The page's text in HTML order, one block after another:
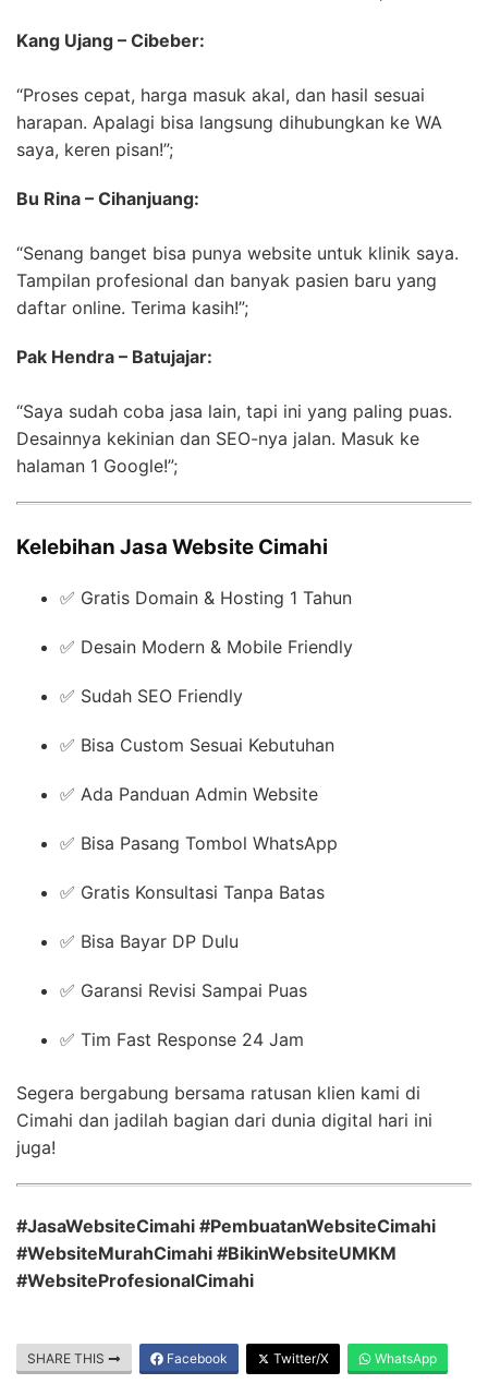
Kang Ujang – Cibeber:
“Proses cepat, harga masuk akal, dan hasil sesuai
harapan. Apalagi bisa langsung dihubungkan ke WA
saya, keren pisan!”;
Bu Rina – Cihanjuang:
“Senang banget bisa punya website untuk klinik saya.
Tampilan profesional dan banyak pasien baru yang
daftar online. Terima kasih!”;
Pak Hendra – Batujajar:
“Saya sudah coba jasa lain, tapi ini yang paling puas.
Desainnya kekinian dan SEO-nya jalan. Masuk ke
halaman 1 Google!”;
Kelebihan Jasa Website Cimahi
✅ Gratis Domain & Hosting 1 Tahun
✅ Desain Modern & Mobile Friendly
✅ Sudah SEO Friendly
✅ Bisa Custom Sesuai Kebutuhan
✅ Ada Panduan Admin Website
✅ Bisa Pasang Tombol WhatsApp
✅ Gratis Konsultasi Tanpa Batas
✅ Bisa Bayar DP Dulu
✅ Garansi Revisi Sampai Puas
✅ Tim Fast Response 24 Jam
Segera bergabung bersama ratusan klien kami di
Cimahi dan jadilah bagian dari dunia digital hari ini
juga!
#JasaWebsiteCimahi #PembuatanWebsiteCimahi
#WebsiteMurahCimahi #BikinWebsiteUMKM
#WebsiteProfesionalCimahi
SHARE THIS Facebook Twitter/X WhatsApp